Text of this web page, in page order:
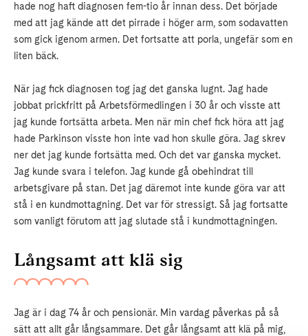
hade nog haft diagnosen fem-tio år innan dess. Det började
med att jag kände att det pirrade i höger arm, som sodavatten
som gick igenom armen. Det fortsatte att porla, ungefär som en
liten bäck.
När jag fick diagnosen tog jag det ganska lugnt. Jag hade
jobbat prickfritt på Arbetsförmedlingen i 30 år och visste att
jag kunde fortsätta arbeta. Men när min chef fick höra att jag
hade Parkinson visste hon inte vad hon skulle göra. Jag skrev
ner det jag kunde fortsätta med. Och det var ganska mycket.
Jag kunde svara i telefon. Jag kunde gå obehindrat till
arbetsgivare på stan. Det jag däremot inte kunde göra var att
stå i en kundmottagning. Det var för stressigt. Så jag fortsatte
som vanligt förutom att jag slutade stå i kundmottagningen.
Långsamt att klä sig
Jag är i dag 74 år och pensionär. Min vardag påverkas på så
sätt att allt går långsammare. Det går långsamt att klä på mig,